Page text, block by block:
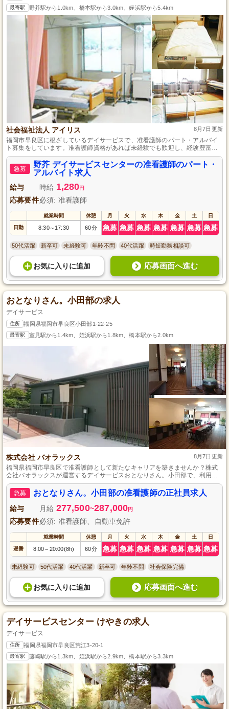
最寄駅 野芥駅から1.0km、橋本駅から3.0km、姪浜駅から5.4km
社会福祉法人 アイリス 8月7日更新
福岡市早良区に根ざしているデイサービスで、准看護師のパート・アルバイ
ト募集をしています。准看護師資格があれば未経験でも歓迎し、経験豊富な
スタッフがしっかりとサポートするので安心してスタートできます。勤務日
数は相談に応じて調整可能で、ライフスタイルに合わせた働き方が実現しま
す。正社員への道も開かれており、ワークライフバランスを重視したい方に
最適な職場です。
急募
野芥 デイサービスセンターの准看護師のパート・
アルバイト求人
給与 時給 1,280円
応募要件必須: 准看護師
就業時間 休憩 月 火 水 木 金 土 日
日勤 8:30～ 17:30 60分 急募 急募 急募 急募 急募 急募 急募
50代活躍 新卒可 未経験可 年齢不問 40代活躍 時短勤務相談可
お気に入り に追加 応募画面へ進む
おとなりさん。小田部の求人
デイサービス
住所 福岡県福岡市早良区小田部1-22-25
最寄駅 室見駅から1.4km、姪浜駅から1.8km、橋本駅から2.0km
株式会社 バオラックス 8月7日更新
福岡県福岡市早良区で准看護師として新たなキャリアを築きませんか？株式
会社バオラックスが運営するデイサービスおとなりさん。小田部で、利用者
様に寄り添う温かいケアを提供。自動車免許を持っている方を特に歓迎し、
教育制度と福利厚生を充実させた働きやすい環境を整備しています。経験不
問で未経験者も大歓迎。地域医療に貢献しながら成長を共にできる仲間をお
待ちしています。あなたの笑顔で利用者様の暮らしをサポートしましょう！
急募 おとなりさん。小田部の准看護師の正社員求人
給与 月給 277,500~287,000円
応募要件必須: 准看護師、自動車免許
就業時間 休憩 月 火 水 木 金 土 日
遅番 8:00～ 20:00(8h) 60分 急募 急募 急募 急募 急募 急募 急募
未経験可 50代活躍 40代活躍 新卒可 年齢不問 社会保険完備
お気に入り に追加 応募画面へ進む
デイサービスセンター けやきの求人
デイサービス
住所 福岡県福岡市早良区荒江3-20-1
最寄駅 藤崎駅から1.3km、姪浜駅から2.9km、橋本駅から3.3km